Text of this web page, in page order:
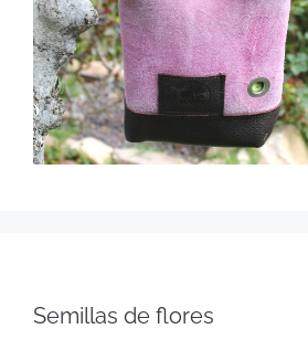
Semillas de flores